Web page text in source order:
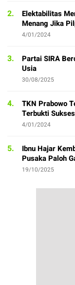
2.
Elektabilitas
Menang Jika
4/01/2024
3.
Partai SIRA
Usia
30/08/2025
4.
TKN Prabowo
Terbukti
4/01/2024
5.
Ibnu Hajar
Pusaka Paloh
19/10/2025